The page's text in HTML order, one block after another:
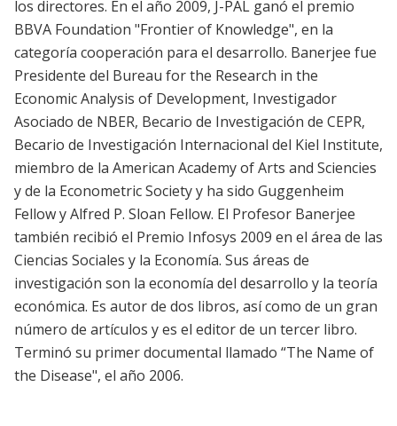
los directores. En el año 2009, J-PAL ganó el premio
BBVA Foundation "Frontier of Knowledge", en la
categoría cooperación para el desarrollo. Banerjee fue
Presidente del Bureau for the Research in the
Economic Analysis of Development, Investigador
Asociado de NBER, Becario de Investigación de CEPR,
Becario de Investigación Internacional del Kiel Institute,
miembro de la American Academy of Arts and Sciencies
y de la Econometric Society y ha sido Guggenheim
Fellow y Alfred P. Sloan Fellow. El Profesor Banerjee
también recibió el Premio Infosys 2009 en el área de las
Ciencias Sociales y la Economía. Sus áreas de
investigación son la economía del desarrollo y la teoría
económica. Es autor de dos libros, así como de un gran
número de artículos y es el editor de un tercer libro.
Terminó su primer documental llamado “The Name of
the Disease", el año 2006.